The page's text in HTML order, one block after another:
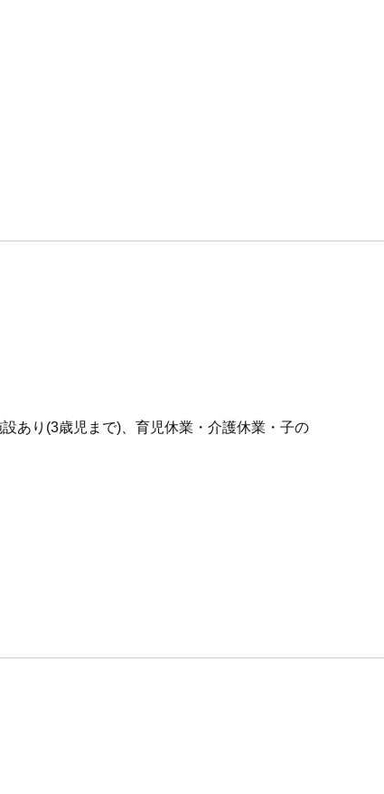
あり(3歳児まで)、育児休業・介護休業・子の